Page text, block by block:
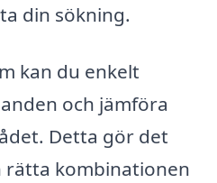
din sökning.
kan du enkelt
och jämföra
Detta gör det
kombinationen